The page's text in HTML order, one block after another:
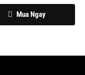
Mua Ngay